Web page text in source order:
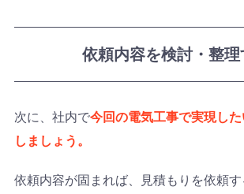
依頼内容を検討・整理
次に、社内で今回の電気工事で実現し
しましょう。
依頼内容が固まれば、見積もりを依頼